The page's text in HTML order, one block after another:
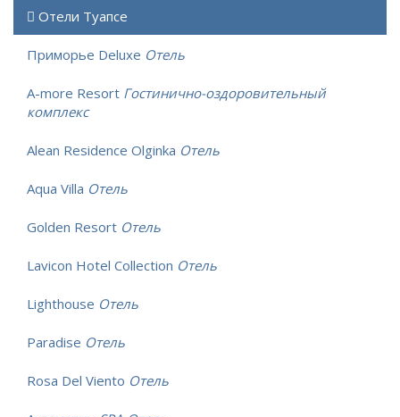
Отели Туапсе
Приморье Deluxe Отель
A-more Resort Гостинично-оздоровительный
комплекс
Alean Residence Olginka Отель
Aqua Villa Отель
Golden Resort Отель
Lavicon Hotel Collection Отель
Lighthouse Отель
Paradise Отель
Rosa Del Viento Отель